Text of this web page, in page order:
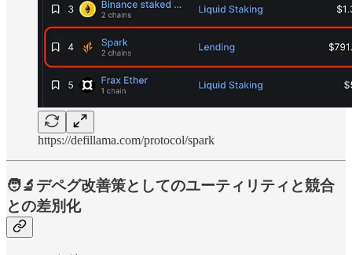
https://defillama.com/protocol/spark
🧑‍🔬デペグ改善策としてのユーティリティと競合
との差別化